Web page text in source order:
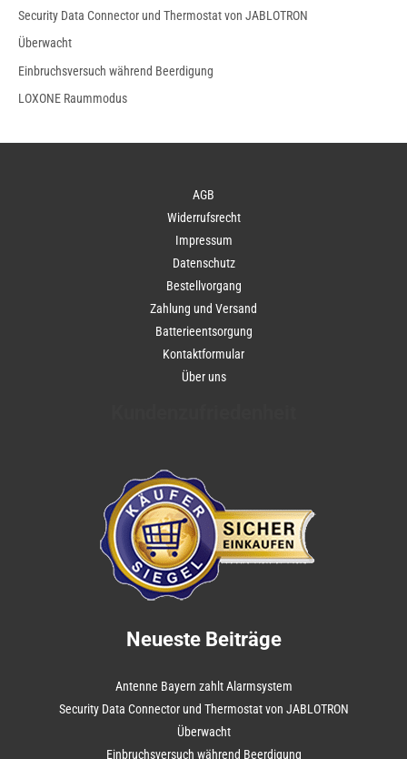
Security Data Connector und Thermostat von JABLOTRON
Überwacht
Einbruchsversuch während Beerdigung
LOXONE Raummodus
AGB
Widerrufsrecht
Impressum
Datenschutz
Bestellvorgang
Zahlung und Versand
Batterieentsorgung
Kontaktformular
Über uns
Neueste Beiträge
Antenne Bayern zahlt Alarmsystem
Security Data Connector und Thermostat von JABLOTRON
Überwacht
Einbruchsversuch während Beerdigung